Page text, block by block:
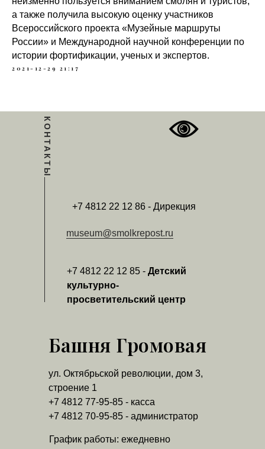
а также получила высокую оценку участников
Всероссийского проекта «Музейные маршруты
России» и Международной научной конференции по
истории фортификации, ученых и экспертов.
2021-12-29 21:17
График работы: ежедневно
museum@smolkrepost.ru
КОНТАКТЫ
+7 4812 22 12 86 - Дирекция
+7 4812 22 12 85 - Детский
культурно-
просветительский центр
ул. Октябрьской революции, дом 3,
строение 1
+7 4812 77-95-85 - касса
+7 4812 70-95-85 - администратор
Башня Громовая